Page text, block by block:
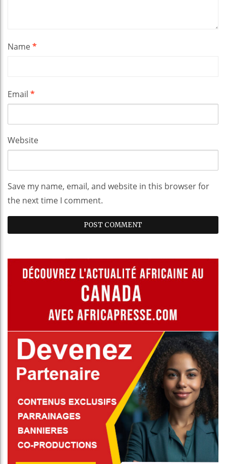
Name*
Email *
Website
Save my name, email, and website in this browser for
the next time I comment.